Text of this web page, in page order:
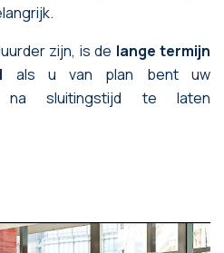
zijn, is de lange termijn
als u van plan bent uw
na sluitingstijd te laten